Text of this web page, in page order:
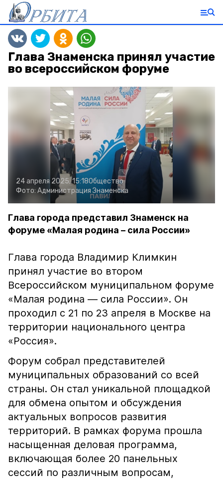
Глава Знаменска принял участие
во всероссийском форуме
24 апреля 2025, 15:18Общество
Фото:Администрация Знаменска
Глава города представил Знаменск на
форуме «Малая родина – сила России»
Глава города Владимир Климкин
принял участие во втором
Всероссийском муниципальном форуме
«Малая родина — сила России». Он
проходил с 21 по 23 апреля в Москве на
территории национального центра
«Россия».
Форум собрал представителей
муниципальных образований со всей
страны. Он стал уникальной площадкой
для обмена опытом и обсуждения
актуальных вопросов развития
территорий. В рамках форума прошла
насыщенная деловая программа,
включающая более 20 панельных
сессий по различным вопросам,